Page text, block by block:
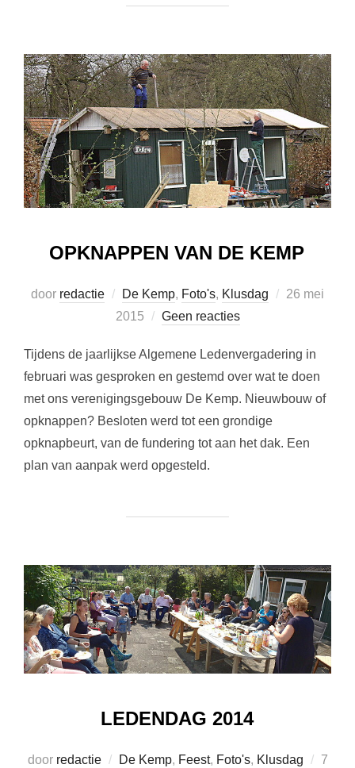
OPKNAPPEN VAN DE KEMP
door redactie De Kemp, Foto's, Klusdag
Geplaatst
26 mei
2015
Geen reacties
Tijdens de jaarlijkse Algemene Ledenvergadering in
februari was gesproken en gestemd over wat te doen
met ons verenigingsgebouw De Kemp. Nieuwbouw of
opknappen? Besloten werd tot een grondige
opknapbeurt, van de fundering tot aan het dak. Een
plan van aanpak werd opgesteld.
LEDENDAG 2014
door redactie De Kemp, Feest, Foto's, Klusdag
7